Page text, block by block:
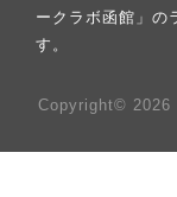
ークラボ函館」の
す。
Copyright© 2026